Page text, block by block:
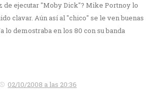
de ejecutar "Moby Dick"? Mike Portnoy lo
clavar. Aún así al "chico" se le ven buenas
lo demostraba en los 80 con su banda
02/10/2008 a las 20:36